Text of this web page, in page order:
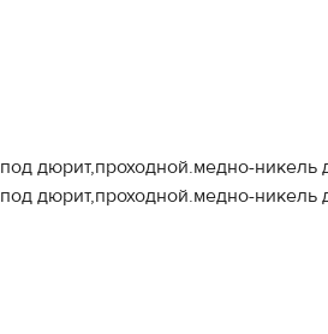
дюрит,проходной.медно-никель
дюрит,проходной.медно-никель